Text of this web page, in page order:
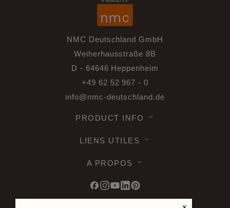
NMC Deutschland GmbH
Weiherhausstraße 8B
D - 64646 Heppenheim
+49 62 52 967 - 0
info@nmc-deutschland.de
PRODUCT INFO
LIENS UTILES
A PROPOS